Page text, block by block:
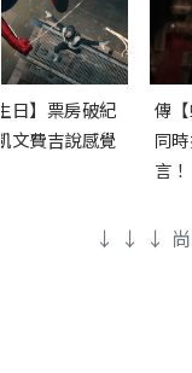
日】票房破紀
文費吉說感覺
傳
同
言！
↓ ↓ ↓ 尚